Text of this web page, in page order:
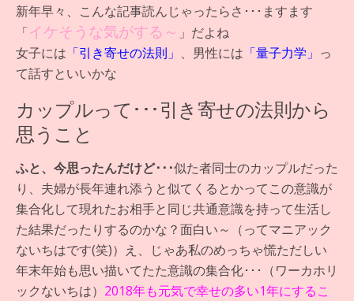
新年早々、こんな記事読んじゃったらさ･･･ますます
「イケそうな気がする～ 」だよね
女子には 「引き寄せの法則」 、男性には 「量子力学」 っ
て話すといいかな
カップルって･･･引き寄せの法則から
思うこと
ふと、今思ったんだけど･･･似た者同士のカップルだった
り、夫婦が長年連れ添うと似てくるとかってこの意識が
集合化して現れたお相手と同じ共通意識を持って生活し
た結果だったりするのかな？面白い～（ってマニアック
ないちはです(笑)）え、じゃあ私のめっちゃ慌ただしい
年末年始も思い描いてたた意識の集合化･･･（ワーカホリ
ックないちは） 2018年も元気で幸せの多い1年にするこ